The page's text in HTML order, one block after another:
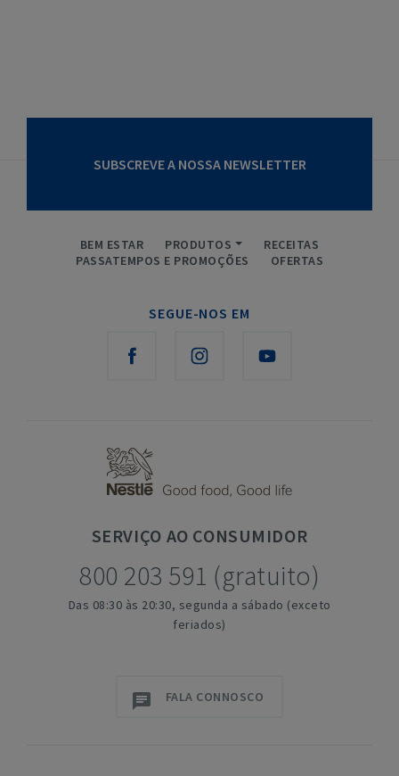
SUBSCREVE A NOSSA NEWSLETTER
BEM ESTAR PRODUTOS
RECEITAS
PASSATEMPOS E PROMOÇÕES
OFERTAS
SEGUE-NOS EM
SERVIÇO AO CONSUMIDOR
800 203 591 (gratuito)
Das 08:30 às 20:30, segunda a sábado (exceto
feriados)
FALA CONNOSCO